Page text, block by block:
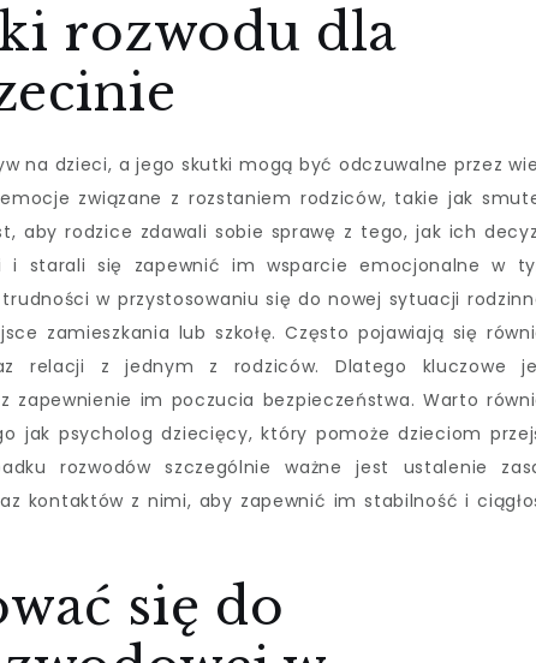
rozwodu dla
na dzieci, a jego skutki mogą być odczuwalne przez
związane z rozstaniem rodziców, takie jak
aby rodzice zdawali sobie sprawę z tego, jak ich
i starali się zapewnić im wsparcie emocjonalne w
w przystosowaniu się do nowej sytuacji
zamieszkania lub szkołę. Często pojawiają się
relacji z jednym z rodziców. Dlatego kluczowe
im poczucia bezpieczeństwa. Warto
jak psycholog dziecięcy, który pomoże dzieciom
rozwodów szczególnie ważne jest ustalenie
kontaktów z nimi, aby zapewnić im stabilność i
się do